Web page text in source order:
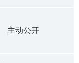
主动公开